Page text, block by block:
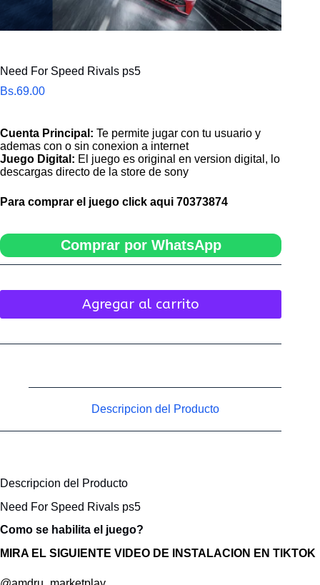
Need For Speed Rivals ps5
Bs.69.00
Cuenta Principal: Te permite jugar con tu usuario y
ademas con o sin conexion a internet
Juego Digital: El juego es original en version digital, lo
descargas directo de la store de sony
Para comprar el juego click aqui 70373874
Comprar por WhatsApp
Agregar al carrito
Descripcion del Producto
Descripcion del Producto
Need For Speed Rivals ps5
Como se habilita el juego?
MIRA EL SIGUIENTE VIDEO DE INSTALACION EN TIKTOK